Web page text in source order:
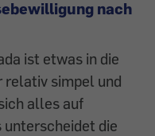
nach
ist etwas in die
relativ simpel und
alles auf
unterscheidet die